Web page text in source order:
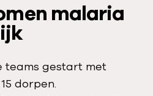
malaria
teams gestart met
dorpen.